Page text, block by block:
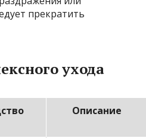
прекратить
ухода
Описание